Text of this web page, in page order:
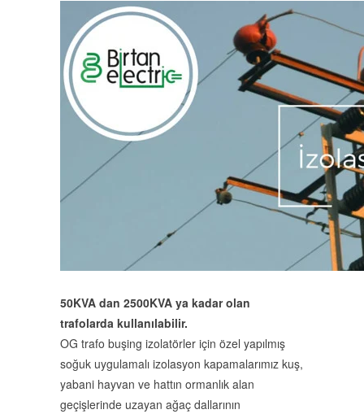
50KVA dan 2500KVA ya kadar olan
trafolarda kullanılabilir.
OG trafo buşing izolatörler için özel yapılmış
soğuk uygulamalı izolasyon kapamalarımız kuş,
yabani hayvan ve hattın ormanlık alan
geçişlerinde uzayan ağaç dallarının